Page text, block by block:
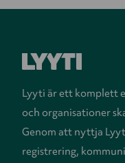
Lyyti är ett komplett
och organisationer
Genom att nyttja
registrering,